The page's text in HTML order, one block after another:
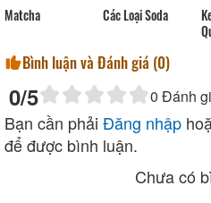
Matcha Các Loại Soda
Bình luận và Đánh giá (0)
0/5 0 Đánh
Bạn cần phải Đăng nhập
để được bình luận.
Chưa có